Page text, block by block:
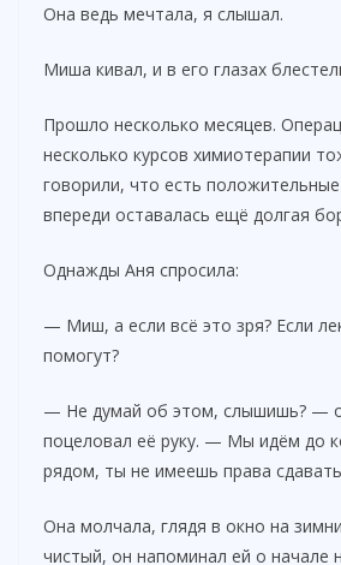
Она ведь мечтала, я слышал.
Миша кивал, и в его глазах
Прошло несколько месяцев.
несколько курсов химиотерапии
говорили, что есть
впереди оставалась ещё долгая
Однажды Аня спросила:
— Миш, а если всё это зря? Если
помогут?
— Не думай об этом, слышишь? —
поцеловал её руку. — Мы идём до
рядом, ты не имеешь права
Она молчала, глядя в окно на
чистый, он напоминал ей о начале